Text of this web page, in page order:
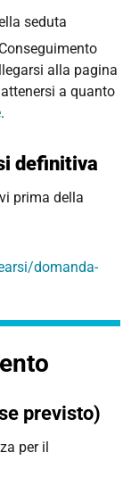
seduta
alla pagina
a quanto
.
definitiva
prima della
domanda-
previsto)
per il